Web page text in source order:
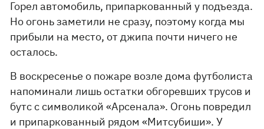
Горел автомобиль, припаркованный у подъезда.
Но огонь заметили не сразу, поэтому когда мы
прибыли на место, от джипа почти ничего не
осталось.
В воскресенье о пожаре возле дома футболиста
напоминали лишь остатки обгоревших трусов и
бутс с символикой «Арсенала». Огонь повредил
и припаркованный рядом «Митсубиши». У